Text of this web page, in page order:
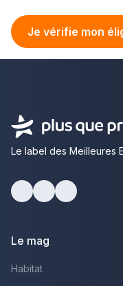
Je vérifie mon
Le label des Meilleures
Le mag
Habitat